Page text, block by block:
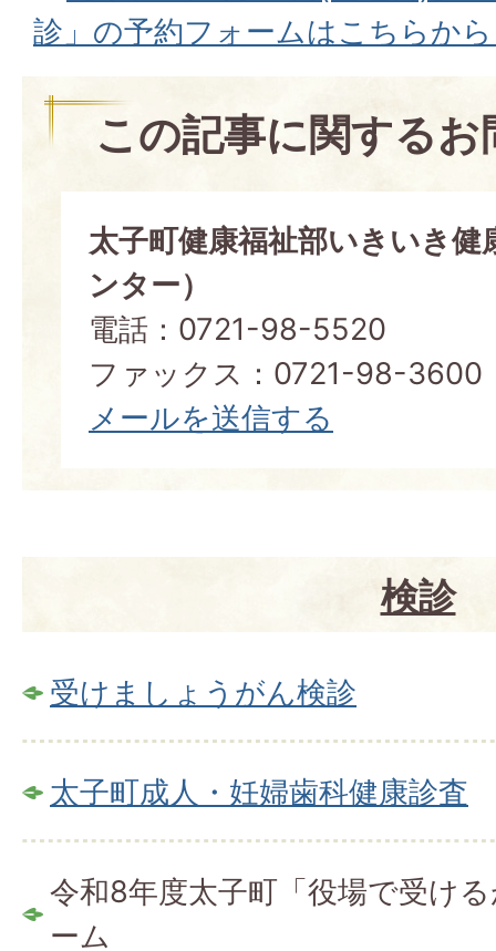
診」の予約フォームはこちらか
この記事に関する
太子町健康福祉部いきいき健
ンター）
電話：0721-98-5520
ファックス：0721-98-3600
メールを送信する
検診
受けましょうがん検診
太子町成人・妊婦歯科健康診査
令和8年度太子町「役場で受け
ーム